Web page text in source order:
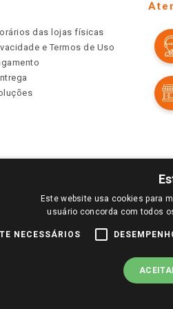
das lojas físicas
e Termos de Uso
SUA REGIÃO, FAÇA LOGIN E SELECIONE A
DESTE SITE SÃO VÁLIDOS
Este website usa cookies para
usuário concorda com todos
NECESSÁRIOS